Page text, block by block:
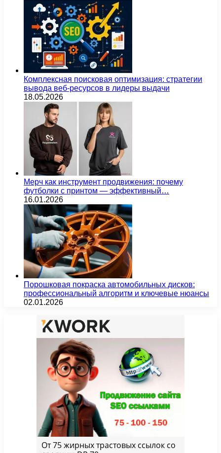
Комплексная поисковая оптимизация: стратегии
вывода веб-ресурсов в лидеры выдачи
18.05.2026
Мерч как инструмент продвижения: почему
футболки с принтом — эффективный…
16.01.2026
Порошковая покраска автомобильных дисков:
профессиональный алгоритм и ключевые нюансы
02.01.2026